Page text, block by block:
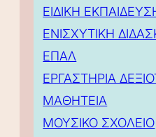
ΕΙΔΙΚΗ
ΕΝΙΣΧΥΤΙΚΗ
ΕΠΑΛ
ΕΡΓΑΣΤΗΡΙΑ
ΜΑΘΗΤΕΙΑ
ΜΟΥΣΙΚΟ ΣΧΟΛΕΙΟ